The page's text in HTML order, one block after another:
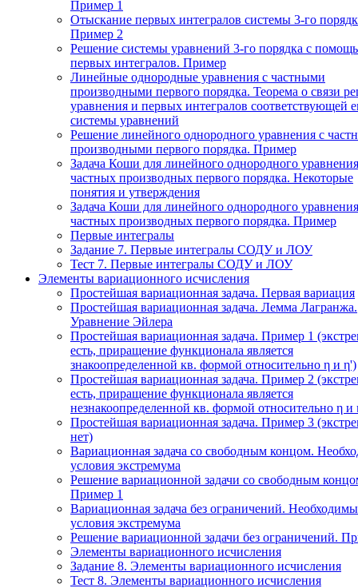
Пример 1
Отыскание первых интегралов системы 3-го
Пример 2
Решение системы уравнений 3-го порядка с
первых интегралов. Пример
Линейные однородные уравнения с частными
производными первого порядка. Теорема о связи
уравнения и первых интегралов соответствующей
системы уравнений
Решение линейного однородного уравнения с
производными первого порядка. Пример
Задача Коши для линейного однородного
частных производных первого порядка. Некоторые
понятия и утверждения
Задача Коши для линейного однородного
частных производных первого порядка. Пример
Первые интегралы
Задание 7. Первые интегралы СОДУ и ЛОУ
Тест 7. Первые интегралы СОДУ и ЛОУ
Элементы вариационного исчисления
Простейшая вариационная задача. Первая вариация
Простейшая вариационная задача. Лемма Лагранжа.
Уравнение Эйлера
Простейшая вариационная задача. Пример 1
есть, приращение функционала является
знакоопределенной кв. формой относительно η и η')
Простейшая вариационная задача. Пример 2
есть, приращение функционала является
незнакоопределенной кв. формой относительно η и
Простейшая вариационная задача. Пример 3
нет)
Вариационная задача со свободным концом.
условия экстремума
Решение вариационной задачи со свободным
Пример 1
Вариационная задача без ограничений.
условия экстремума
Решение вариационной задачи без ограничений.
Элементы вариационного исчисления
Задание 8. Элементы вариационного исчисления
Тест 8. Элементы вариационного исчисления